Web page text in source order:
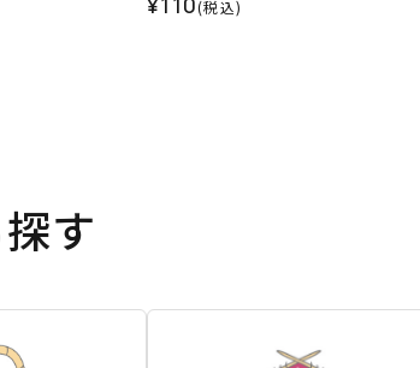
(税込)
す